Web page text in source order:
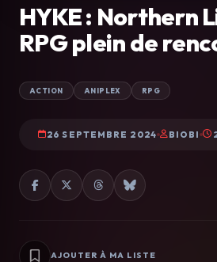
HYKE : Northern
RPG plein de
ACTION ANIPLEX RPG
26 SEPTEMBRE 2024 BIOBI
AJOUTER À MA LISTE